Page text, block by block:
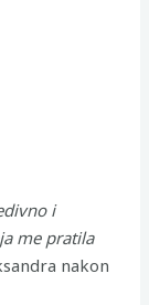
i
me pratila
nakon